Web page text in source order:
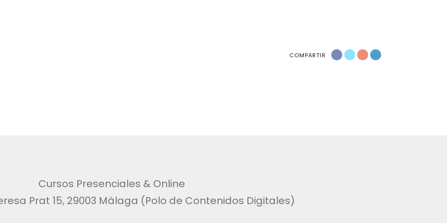
COMPARTIR
Cursos Presenciales & Online
Prat 15, 29003 Málaga (Polo de Contenidos Digitales)